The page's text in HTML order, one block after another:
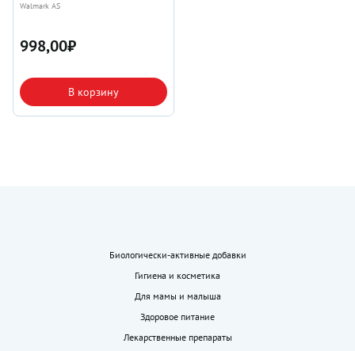
Walmark AS
998,00₽
В корзину
Биологически-активные добавки
Гигиена и косметика
Для мамы и малыша
Здоровое питание
Лекарственные препараты